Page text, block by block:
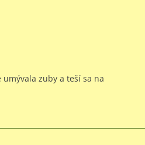
zuby a teší sa na